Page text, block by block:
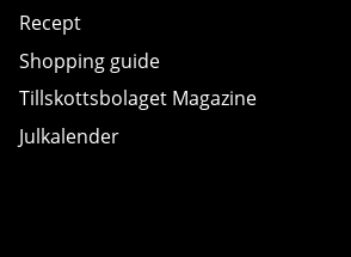
Recept
Shopping guide
Tillskottsbolaget Magazine
Julkalender